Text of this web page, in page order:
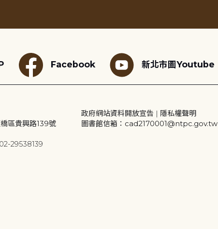
Facebook 新北市圖Youtube
區貴興路139號
29538139
政府網站資料開放宣告 | 隱私權聲明
圖書館信箱：cad2170001@ntpc.gov.tw